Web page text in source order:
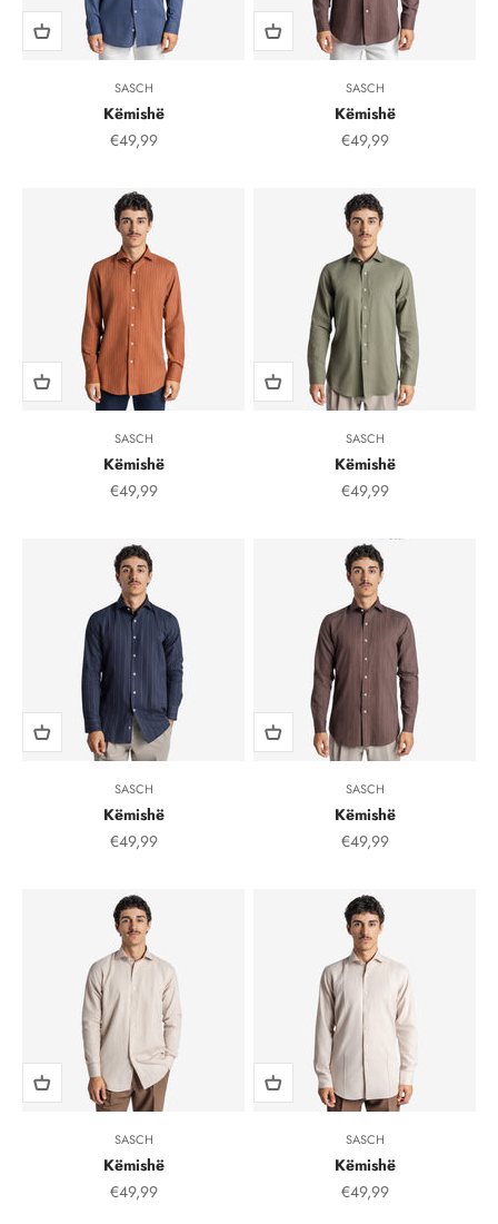
SASCH
Këmishë
Çmimi i shitjes, çmimi i shitjeve
€49,99
SASCH
Këmishë
Çmimi i shitjes, çmimi
€49,99
SASCH
Këmishë
Çmimi i shitjes, çmimi i shitjeve
€49,99
SASCH
Këmishë
Çmimi i shitjes, çmimi
€49,99
SASCH
Këmishë
Çmimi i shitjes, çmimi i shitjeve
€49,99
SASCH
Këmishë
Çmimi i shitjes, çmimi
€49,99
SASCH
Këmishë
Çmimi i shitjes, çmimi i shitjeve
€49,99
SASCH
Këmishë
Çmimi i shitjes, çmimi
€49,99